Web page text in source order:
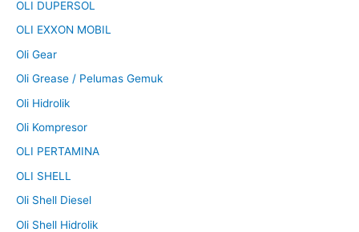
OLI DUPERSOL
OLI EXXON MOBIL
Oli Gear
Oli Grease / Pelumas Gemuk
Oli Hidrolik
Oli Kompresor
OLI PERTAMINA
OLI SHELL
Oli Shell Diesel
Oli Shell Hidrolik